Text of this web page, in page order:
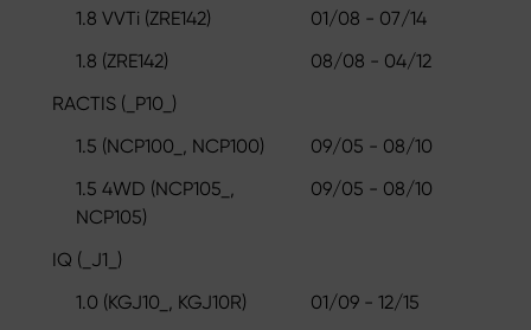
1.8 VVTi (ZRE142)
01/08 - 07/14
1.8 (ZRE142)
08/08 - 04/12
RACTIS (_P10_)
1.5 (NCP100_, NCP100)
09/05 - 08/10
1.5 4WD (NCP105_,
NCP105)
09/05 - 08/10
IQ (_J1_)
1.0 (KGJ10_, KGJ10R)
01/09 - 12/15